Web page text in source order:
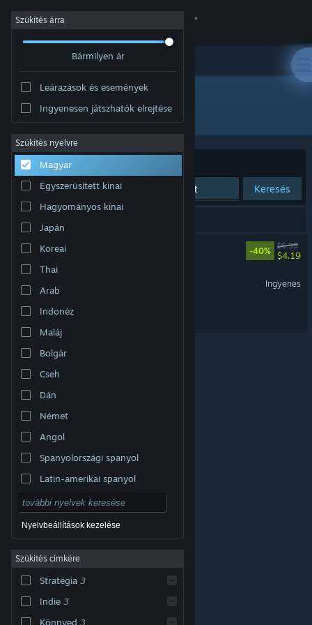
Bejelentkezés
Névjegy
Támogatás
Nyelvváltás
A Steam mobilalkalmazás beszerzése
Asztali weboldalra váltás
védjegyek jogos tulajdonosaiké az Egyesült
szabályzat
|
Steam előfizetői szerződés
Szűkítés árra
Bármilyen ár
Leárazások és események
Ingyenesen játszhatók elrejtése
Szűkítés nyelvre
Magyar
Egyszerűsített kínai
Hagyományos kínai
Japán
Koreai
Thai
Arab
Indonéz
Maláj
Bolgár
Cseh
Dán
Német
Angol
Spanyolországi spanyol
Latin-amerikai spanyol
Nyelvbeállítások kezelése
Szűkítés címkére
Stratégia 3
Indie 3
Könnyed 3
Fejlesztő: Type-Ten
Rendezés Relevancia
Keresés
-40%
$6.99
$4.19
Ingyenes